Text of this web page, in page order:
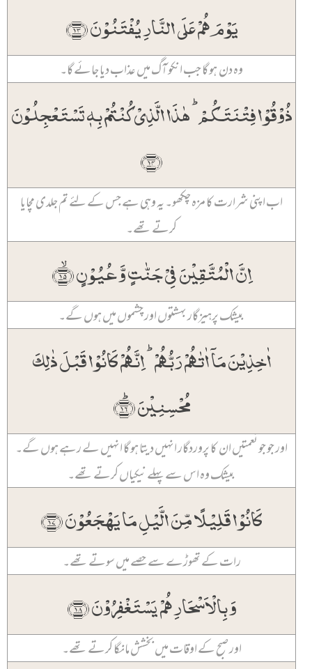
یَوۡمَ ہُمۡ عَلَی النَّارِ یُفۡتَنُوۡنَ ﴿۱۳﴾
وہ دن ہو گا جب انکو آگ میں عذاب دیا جائے گا۔
ذُوۡقُوۡا فِتۡنَتَکُمۡ ؕ ہٰذَا الَّذِیۡ کُنۡتُمۡ بِہٖ تَسۡتَعۡجِلُوۡنَ
﴿۱۴﴾
اب اپنی شرارت کا مزہ چکھو۔ یہ وہی ہے جس کے لئے تم جلدی مچایا
کرتے تھے۔
اِنَّ الۡمُتَّقِیۡنَ فِیۡ جَنّٰتٍ وَّ عُیُوۡنٍ ﴿ۙ۱۵﴾
بیشک پرہیزگار بہشتوں اور چشموں میں ہوں گے۔
اٰخِذِیۡنَ مَاۤ اٰتٰہُمۡ رَبُّہُمۡ ؕ اِنَّہُمۡ کَانُوۡا قَبۡلَ ذٰلِکَ
مُحۡسِنِیۡنَ ﴿ؕ۱۶﴾
اور جو جو نعمتیں ان کا پروردگار انہیں دیتا ہو گا انہیں لے رہے ہوں گے۔
بیشک وہ اس سے پہلے نیکیاں کرتے تھے۔
کَانُوۡا قَلِیۡلًا مِّنَ الَّیۡلِ مَا یَہۡجَعُوۡنَ ﴿۱۷﴾
رات کے تھوڑے سے حصے میں سوتے تھے۔
وَ بِالۡاَسۡحَارِ ہُمۡ یَسۡتَغۡفِرُوۡنَ ﴿۱۸﴾
اور صبح کے اوقات میں بخشش مانگا کرتے تھے۔